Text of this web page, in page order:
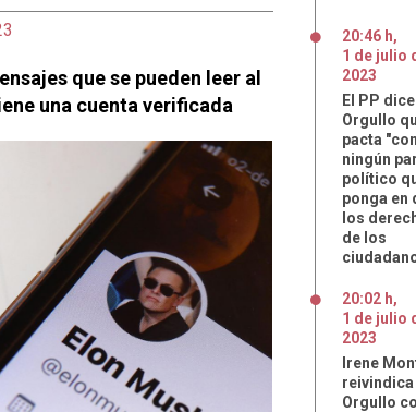
que se pueden leer al
una cuenta verificada
20:46 h,
1 de julio
2023
El PP dice
Orgullo
pacta "con
ningún
político
ponga en
los
de los
20:02 h,
1 de julio
2023
Irene
reivindica
Orgullo